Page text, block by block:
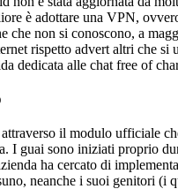
è adottare una VPN,
che non si conoscono, a
rispetto advert altri che
dedicata alle chat free of
il modulo ufficiale
I guai sono iniziati proprio
ha cercato di
neanche i suoi genitori (i